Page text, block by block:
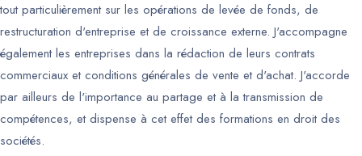
tout particulièrement sur les opérations de levée de fonds, de
restructuration d'entreprise et de croissance externe. J'accompagne
également les entreprises dans la rédaction de leurs contrats
commerciaux et conditions générales de vente et d'achat. J'accorde
par ailleurs de l'importance au partage et à la transmission de
compétences, et dispense à cet effet des formations en droit des
sociétés.